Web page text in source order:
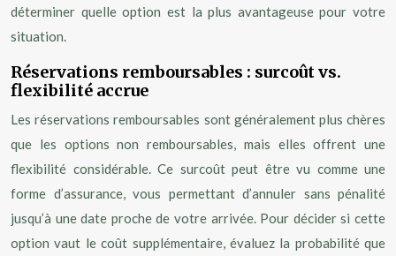
déterminer quelle option est la plus avantageuse pour votre
situation.
Réservations remboursables : surcoût vs.
flexibilité accrue
Les réservations remboursables sont généralement plus chères
que les options non remboursables, mais elles offrent une
flexibilité considérable. Ce surcoût peut être vu comme une
forme d’assurance, vous permettant d’annuler sans pénalité
jusqu’à une date proche de votre arrivée. Pour décider si cette
option vaut le coût supplémentaire, évaluez la probabilité que